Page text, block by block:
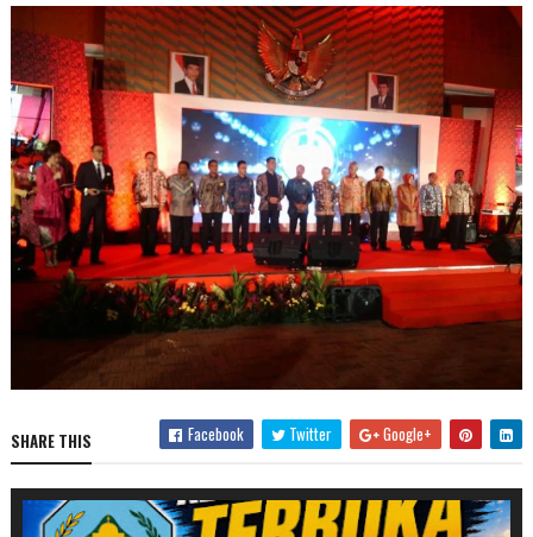
SHARE THIS Facebook Twitter Google+